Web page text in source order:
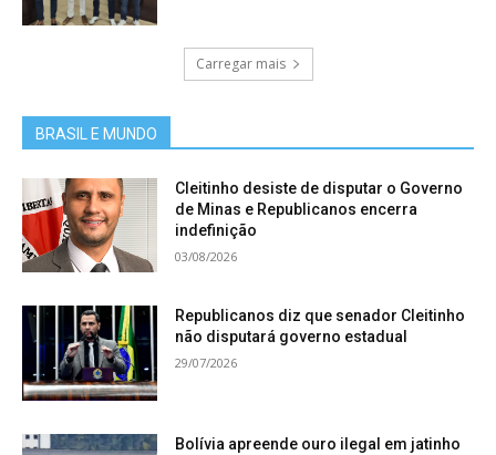
Carregar mais
BRASIL E MUNDO
Cleitinho desiste de disputar o Governo
de Minas e Republicanos encerra
indefinição
03/08/2026
Republicanos diz que senador Cleitinho
não disputará governo estadual
29/07/2026
Bolívia apreende ouro ilegal em jatinho